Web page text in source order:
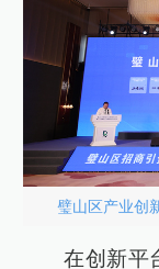
璧山区产业创
在创新平